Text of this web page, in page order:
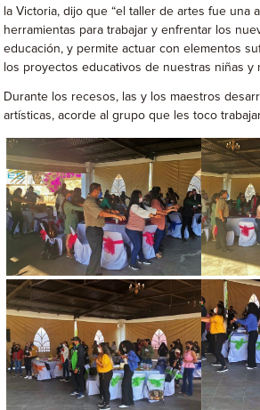
la Victoria, dijo que “el taller de artes fue una
herramientas para trabajar y enfrentar los
educación, y permite actuar con elementos
los proyectos educativos de nuestras niñas y
Durante los recesos, las y los maestros
artísticas, acorde al grupo que les toco